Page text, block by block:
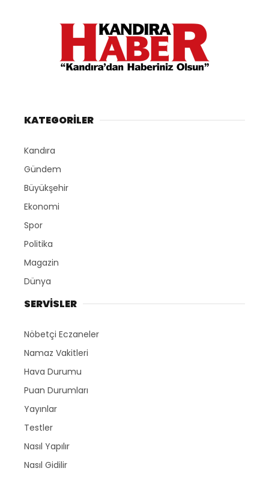
KATEGORİLER
Kandıra
Gündem
Büyükşehir
Ekonomi
Spor
Politika
Magazin
Dünya
SERVİSLER
Nöbetçi Eczaneler
Namaz Vakitleri
Hava Durumu
Puan Durumları
Yayınlar
Testler
Nasıl Yapılır
Nasıl Gidilir